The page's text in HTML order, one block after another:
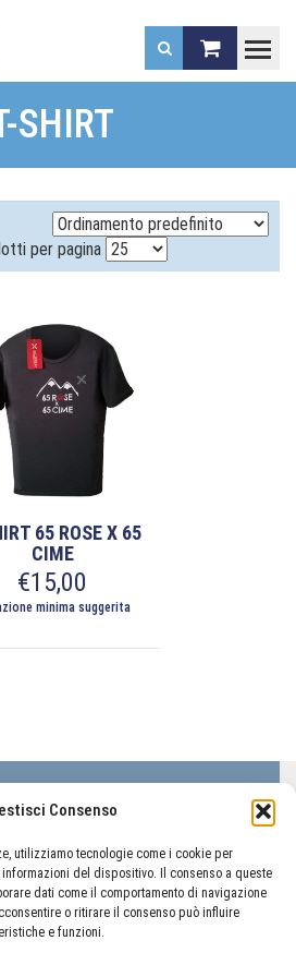
Consenso
utilizziamo tecnologie come i cookie per
del dispositivo. Il consenso a queste
dati come il comportamento di navigazione
o ritirare il consenso può influire
e funzioni.
SHIRT
per pagina
65 ROSE X 65
CIME
€15,00
minima suggerita
Cistica - ODV
LIFC